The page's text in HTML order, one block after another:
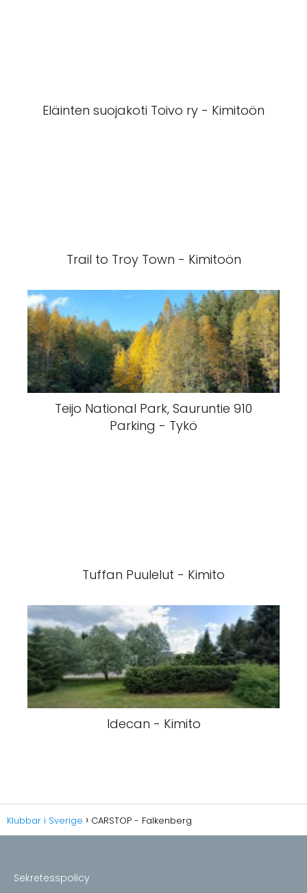
Eläinten suojakoti Toivo ry - Kimitoön
Trail to Troy Town - Kimitoön
Teijo National Park, Sauruntie 910
Parking - Tykö
Tuffan Puulelut - Kimito
Idecan - Kimito
Klubbar i Sverige CARSTOP - Falkenberg
Sekretesspolicy